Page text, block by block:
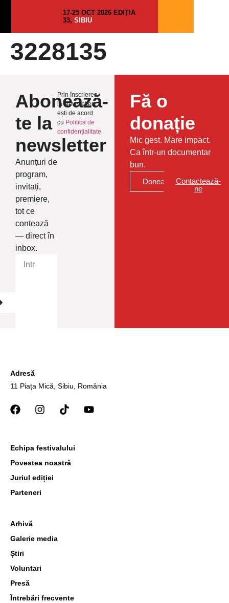
17-25 OCT 2026 EDIȚIA
33, SIBIU
3228135
Abonează-
te la
newsletter
Anunțuri de
program,
invitați,
premiere,
tot ce
contează
— direct în
inbox.
Prin înscrierea
la Newsletter
ești de acord
cu Politica de
confidențialitate.
Fă o
donație
Mic gest. Mare impact.
Ca într-un documentar
bun.
Donează
Contactează-
ne
Adresă
11 Piața Mică, Sibiu, România
Arhivă
Galerie media
Știri
Voluntari
Presă
Întrebări frecvente
Echipa festivalului
Povestea noastră
Juriul ediției
Parteneri